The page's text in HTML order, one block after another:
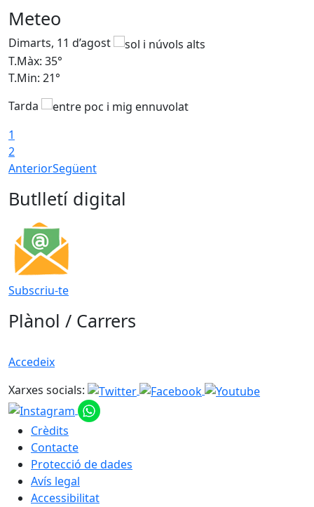
Meteo
Dimarts, 11 d’agost
T.Màx: 35°
T.Min: 21°
Tarda
1
2
AnteriorSegüent
Butlletí digital
Subscriu-te
Plànol / Carrers
Accedeix
Xarxes socials:
Crèdits
Contacte
Protecció de dades
Avís legal
Accessibilitat